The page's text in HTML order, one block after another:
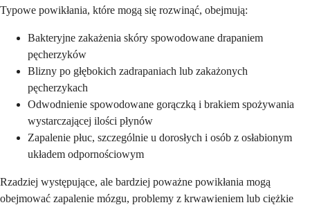
Typowe powikłania, które mogą się rozwinąć, obejmują:
Bakteryjne zakażenia skóry spowodowane drapaniem
pęcherzyków
Blizny po głębokich zadrapaniach lub zakażonych
pęcherzykach
Odwodnienie spowodowane gorączką i brakiem spożywania
wystarczającej ilości płynów
Zapalenie płuc, szczególnie u dorosłych i osób z osłabionym
układem odpornościowym
Rzadziej występujące, ale bardziej poważne powikłania mogą
obejmować zapalenie mózgu, problemy z krwawieniem lub ciężkie